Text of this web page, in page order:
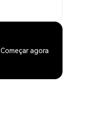
Começar agora